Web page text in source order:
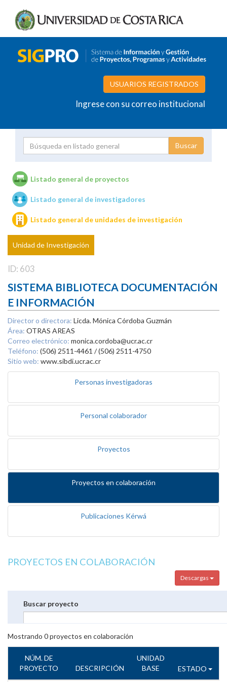
USUARIOS REGISTRADOS
Ingrese con su correo institucional
Unidades de investigación
Listado general de proyectos
Listado general de investigadores
Listado general de unidades de investigación
Unidad de Investigación
ID: 603
SISTEMA BIBLIOTECA DOCUMENTACIÓN
E INFORMACIÓN
Director o directora: Licda. Mónica Córdoba Guzmán
Área: OTRAS AREAS
Correo electrónico: monica.cordoba@ucr.ac.cr
Teléfono: (506) 2511-4461 / (506) 2511-4750
Sitio web: www.sibdi.ucr.ac.cr
Personas investigadoras
Personal colaborador
Proyectos
Proyectos en colaboración
Publicaciones Kérwá
PROYECTOS EN COLABORACIÓN
Descargas
Buscar proyecto
Mostrando 0proyectos en colaboración
NÚM. DE
PROYECTO
DESCRIPCIÓN
UNIDAD
BASE
ESTADO